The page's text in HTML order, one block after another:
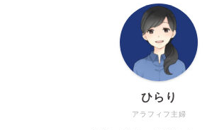
アラフィフ主婦
ひらり